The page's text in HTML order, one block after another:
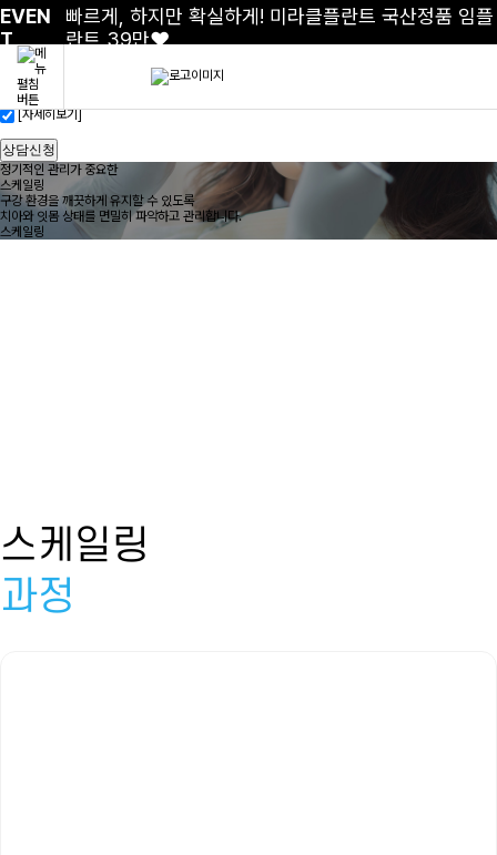
빠른상담신청
이름
연락처
개인정보처리방침
및 이용약관
[자세히보기]
상담신청
EVEN
T
빠르게, 하지만 확실하게! 미라클플란트 국산정품 임플
란트 39만❤️
정기적인 관리가 중요한
스케일링
구강 환경을 깨끗하게 유지할 수 있도록
치아와 잇몸 상태를 면밀히 파악하고 관리합니다.
스케일링
스케일링
과정